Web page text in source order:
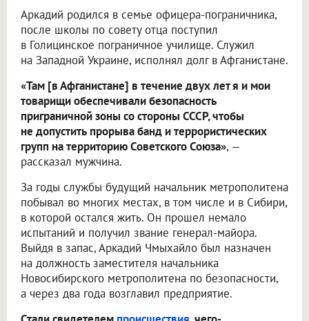
Аркадий родился в семье офицера-пограничника,
после школы по совету отца поступил
в Голицинское пограничное училище. Служил
на Западной Украине, исполнял долг в Афганистане.
«Там [в Афганистане] в течение двух лет я и мои
товарищи обеспечивали безопасность
приграничной зоны со стороны СССР, чтобы
не допустить прорыва банд и террористических
групп на территорию Советского Союза», —
рассказал мужчина.
За годы службы будущий начальник метрополитена
побывал во многих местах, в том числе и в Сибири,
в которой остался жить. Он прошел немало
испытаний и получил звание генерал-майора.
Выйдя в запас, Аркадий Чмыхайло был назначен
на должность заместителя начальника
Новосибирского метрополитена по безопасности,
а через два года возглавил предприятие.